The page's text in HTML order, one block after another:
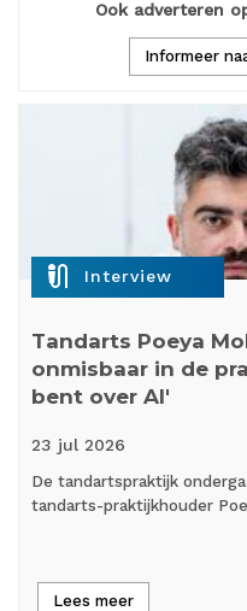
Ook adverteren
Informeer
mic_external_on Interview
Tandarts Poeya
onmisbaar in de
bent over AI'
23 jul 2026
De tandartspraktijk
tandarts-praktijkhouder
Lees meer